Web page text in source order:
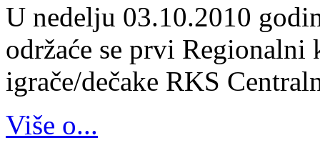
U nedelju 03.10.2010
održaće se prvi
igrače/dečake RKS
Više o...